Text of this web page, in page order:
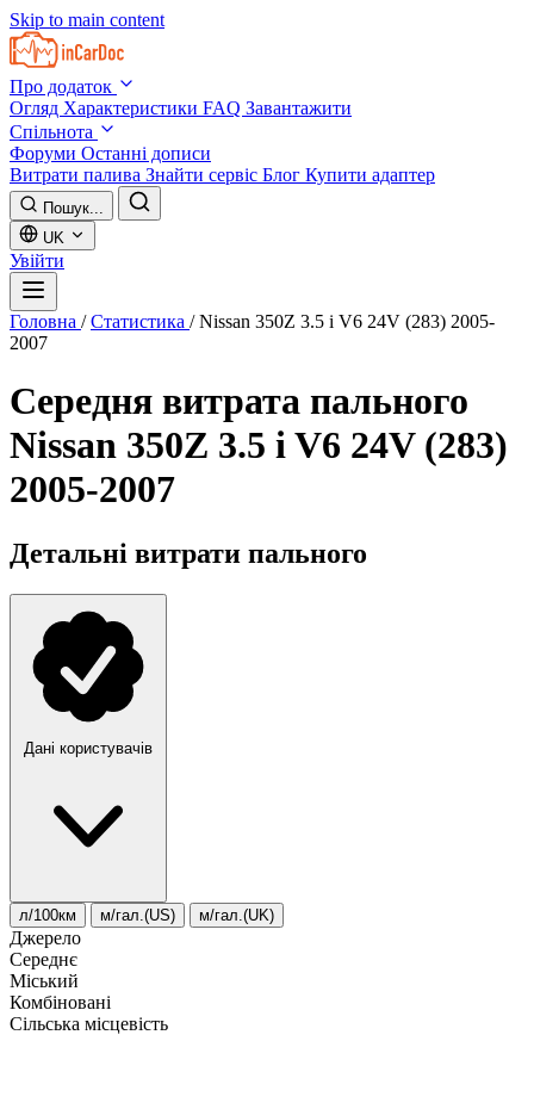
Skip to main content
Про додаток
Огляд Характеристики FAQ Завантажити
Спільнота
Форуми Останні дописи
Витрати палива Знайти сервіс Блог Купити адаптер
Пошук...
UK
Увійти
Головна / Статистика / Nissan 350Z 3.5 i V6 24V (283) 2005-
2007
Середня витрата пального
Nissan 350Z 3.5 i V6 24V (283)
2005-2007
Детальні витрати пального
Дані користувачів
л/100км м/гал.(US) м/гал.(UK)
Джерело
Середнє
Міський
Комбіновані
Сільська місцевість